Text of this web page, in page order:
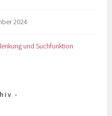
2024
und Suchfunktion